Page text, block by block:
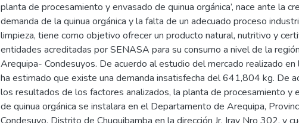
planta de procesamiento y envasado de quinua orgánica’, nace ante la
demanda de la quinua orgánica y la falta de un adecuado proceso
limpieza, tiene como objetivo ofrecer un producto natural, nutritivo y
entidades acreditadas por SENASA para su consumo a nivel de la
Arequipa- Condesuyos. De acuerdo al estudio del mercado realizado en
ha estimado que existe una demanda insatisfecha del 641,804 kg. De
los resultados de los factores analizados, la planta de procesamiento y
de quinua orgánica se instalara en el Departamento de Arequipa,